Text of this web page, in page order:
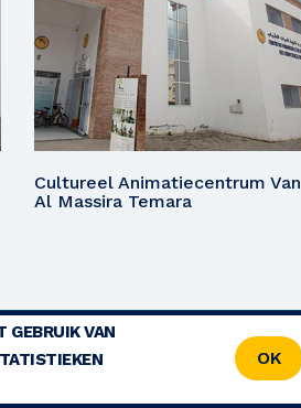
Cultureel Animatiecentrum Van
Al Massira Temara
GEBRUIK VAN
OK